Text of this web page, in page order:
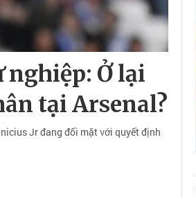
nghiệp: Ở lại
tại Arsenal?
Jr đang đối mặt với quyết định